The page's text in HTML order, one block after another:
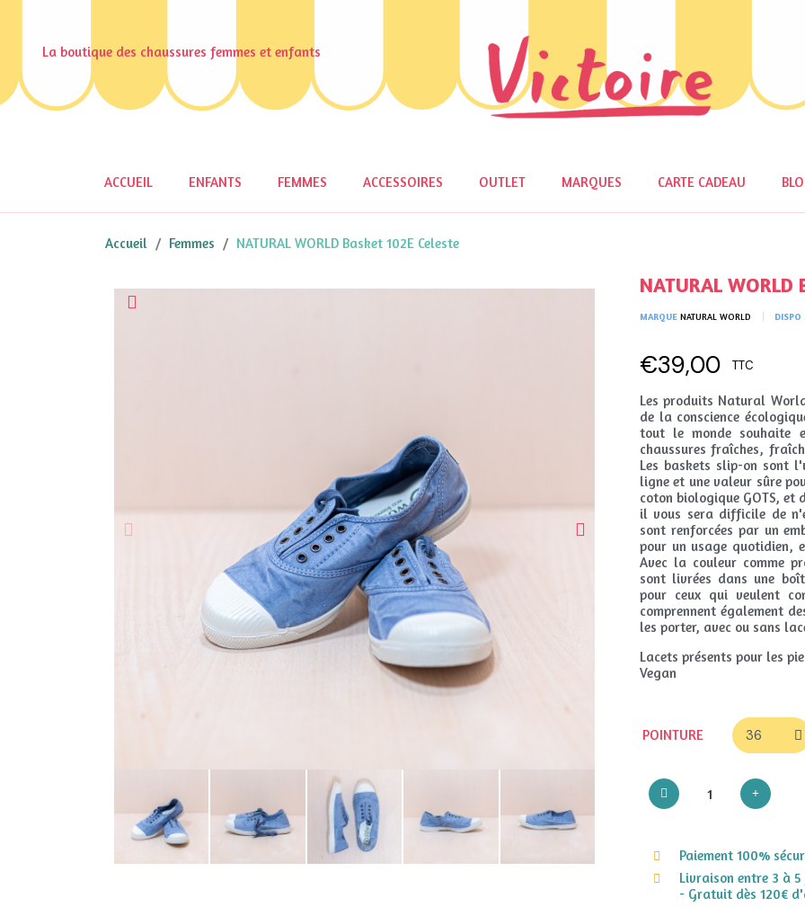
La boutique des chaussures femmes et enfants
ACCUEIL ENFANTS FEMMES ACCESSOIRES OUTLET MARQUES CARTE CADEAU
Accueil Femmes NATURAL WORLD Basket 102E Celeste
NATURAL
MARQUE NATURAL WORLD DISPO
€39,00 TTC
Les produits Natural
de la conscience
tout le monde souhaite
chaussures fraîches,
Les baskets slip-on sont
ligne et une valeur sûre
coton biologique GOTS, et
il vous sera difficile de
sont renforcées par un
pour un usage quotidien,
Avec la couleur comme
sont livrées dans une
pour ceux qui veulent
comprennent également
les porter, avec ou sans
Lacets présents pour les
Vegan
POINTURE
Paiement 100%
Livraison entre 3 à
- Gratuit dès 120€